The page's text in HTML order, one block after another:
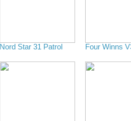
Nord Star 31 Patrol Four Winns